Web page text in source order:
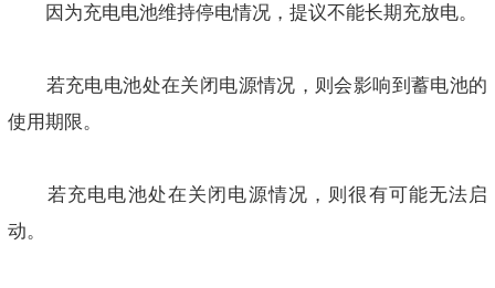
因为充电电池维持停电情况，提议不能长期充放电。
若充电电池处在关闭电源情况，则会影响到蓄电池的
使用期限。
若充电电池处在关闭电源情况，则很有可能无法启
动。